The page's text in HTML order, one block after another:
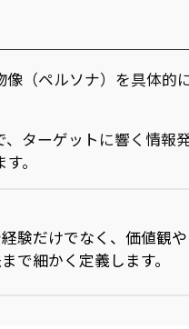
（ペルソナ）を具体的
ターゲットに響く情報
。
験だけでなく、価値観や
で細かく定義します。